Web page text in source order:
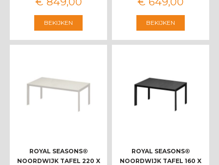
BEKIJKEN BEKIJKEN
ROYAL SEASONS®
NOORDWIJK TAFEL 220 X
ROYAL SEASONS®
NOORDWIJK TAFEL 160 X